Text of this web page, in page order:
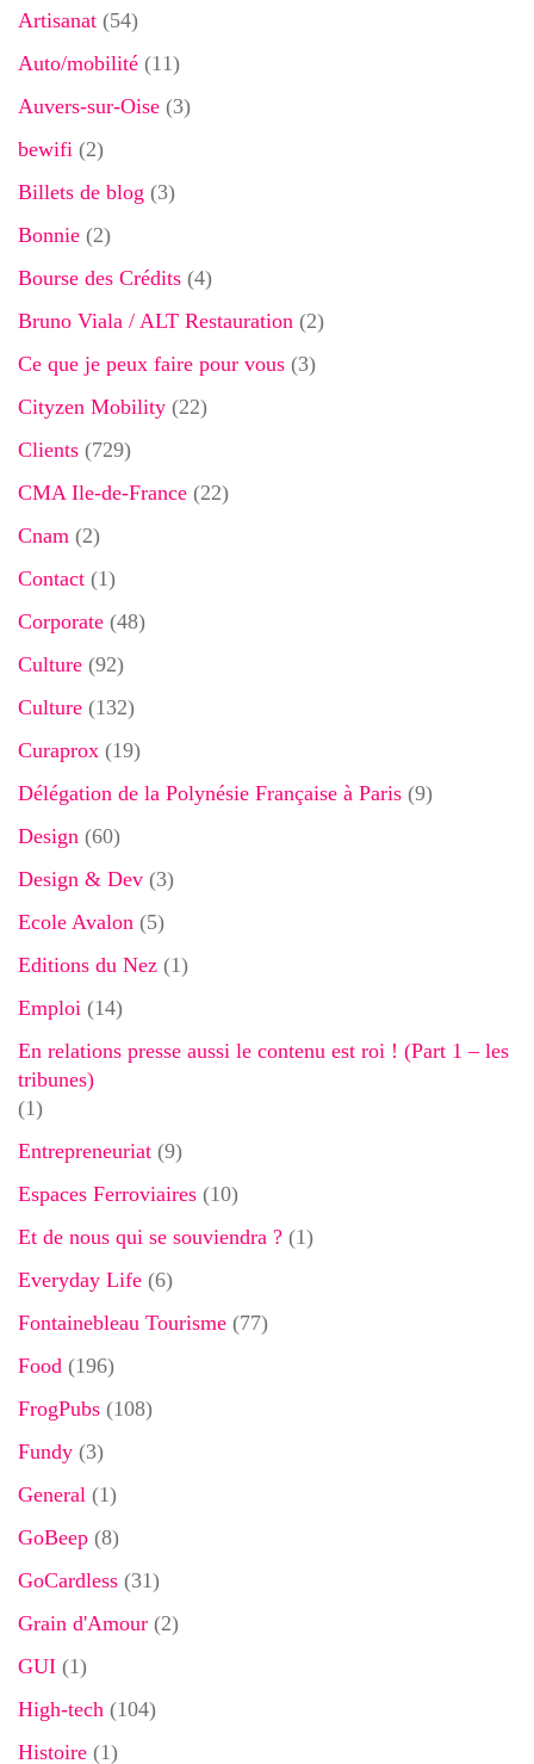
Artisanat (54)
Auto/mobilité (11)
Auvers-sur-Oise (3)
bewifi (2)
Billets de blog (3)
Bonnie (2)
Bourse des Crédits (4)
Bruno Viala / ALT Restauration (2)
Ce que je peux faire pour vous (3)
Cityzen Mobility (22)
Clients (729)
CMA Ile-de-France (22)
Cnam (2)
Contact (1)
Corporate (48)
Culture (92)
Culture (132)
Curaprox (19)
Délégation de la Polynésie Française à Paris (9)
Design (60)
Design & Dev (3)
Ecole Avalon (5)
Editions du Nez (1)
Emploi (14)
En relations presse aussi le contenu est roi ! (Part 1 – les
tribunes)
(1)
Entrepreneuriat (9)
Espaces Ferroviaires (10)
Et de nous qui se souviendra ? (1)
Everyday Life (6)
Fontainebleau Tourisme (77)
Food (196)
FrogPubs (108)
Fundy (3)
General (1)
GoBeep (8)
GoCardless (31)
Grain d'Amour (2)
GUI (1)
High-tech (104)
Histoire (1)